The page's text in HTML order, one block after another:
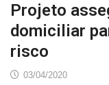
Projeto
domiciliar
risco
03/04/2020